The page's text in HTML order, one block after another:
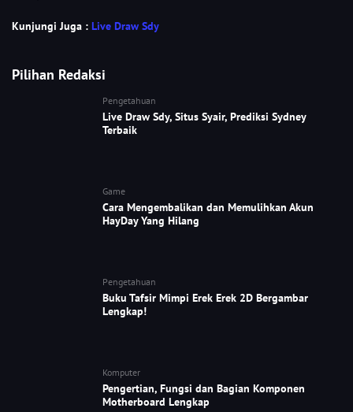
Kunjungi Juga : Live Draw Sdy
Pilihan Redaksi
Pengetahuan
Live Draw Sdy, Situs Syair, Prediksi Sydney
Terbaik
Game
Cara Mengembalikan dan Memulihkan Akun
HayDay Yang Hilang
Pengetahuan
Buku Tafsir Mimpi Erek Erek 2D Bergambar
Lengkap!
Komputer
Pengertian, Fungsi dan Bagian Komponen
Motherboard Lengkap